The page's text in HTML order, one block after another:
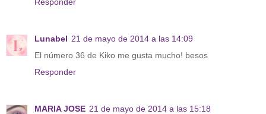
Lunabel 21 de mayo de 2014 a las 14:09
El número 36 de Kiko me gusta mucho! besos
Responder
MARIA JOSE 21 de mayo de 2014 a las 15:18